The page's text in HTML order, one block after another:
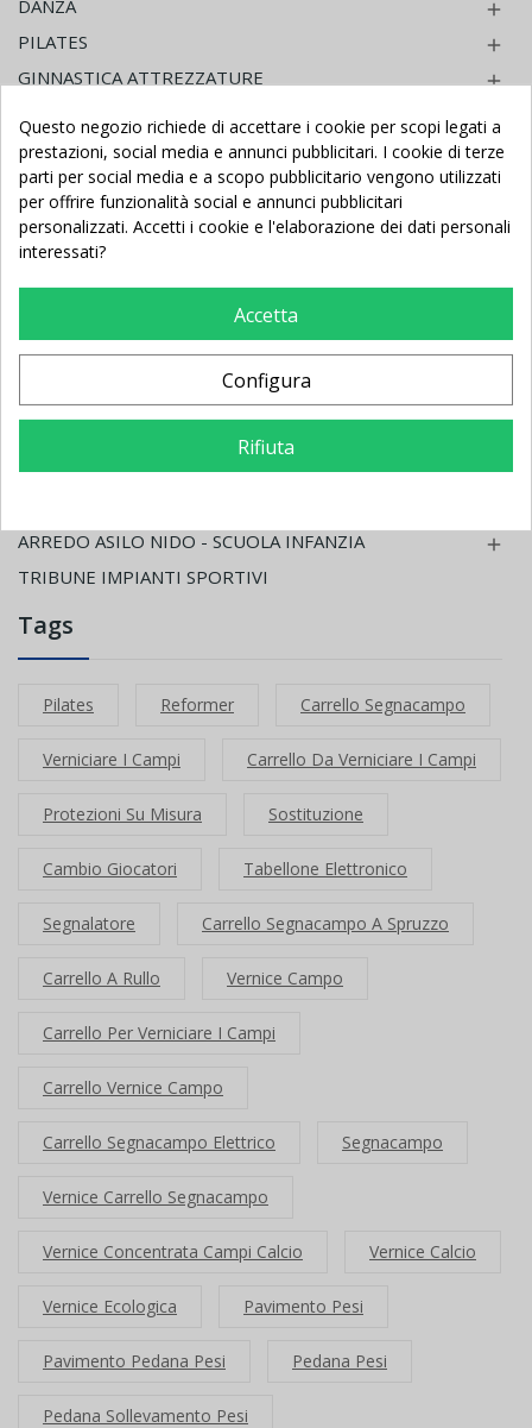
DANZA 
PILATES 
GINNASTICA ATTREZZATURE 
INFERMERIA - GINNASTICA MEDICA RIABILITATIVA 
MATERASSI - CORSIE - STUOIE 
FITNESS AEROBICA E PILATES 
HOME FITNESS PALESTRA IN CASA
NUOTO ATTREZZATURE 
CALCIO BALILLA - BILIARDINO
BILIARDO - CARAMBOLA
TAVOLI PING PONG - TAM TAM

PROTEZIONI ANTINFORTUNISTICHE PER INTERNO
PROTEZIONI ANTINFORTUNISTICHE PER ESTERNO 
ARREDO ASILO NIDO - SCUOLA INFANZIA 
TRIBUNE IMPIANTI SPORTIVI
Tags
Pilates Reformer Carrello Segnacampo
Verniciare I Campi Carrello Da Verniciare I Campi
Protezioni Su Misura Sostituzione
Cambio Giocatori Tabellone Elettronico
Segnalatore Carrello Segnacampo A Spruzzo
Carrello A Rullo Vernice Campo
Carrello Per Verniciare I Campi
Carrello Vernice Campo
Carrello Segnacampo Elettrico Segnacampo
Vernice Carrello Segnacampo
Vernice Concentrata Campi Calcio Vernice Calcio
Vernice Ecologica Pavimento Pesi
Pavimento Pedana Pesi Pedana Pesi
Pedana Sollevamento Pesi
Questo negozio richiede di accettare i cookie per scopi legati a
prestazioni, social media e annunci pubblicitari. I cookie di terze
parti per social media e a scopo pubblicitario vengono utilizzati
per offrire funzionalità social e annunci pubblicitari
personalizzati. Accetti i cookie e l'elaborazione dei dati personali
interessati?
Accetta
Configura
Rifiuta